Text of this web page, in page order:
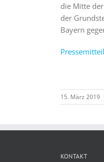
die Mitte
der
Bayern
15. März 2019
KONTAKT